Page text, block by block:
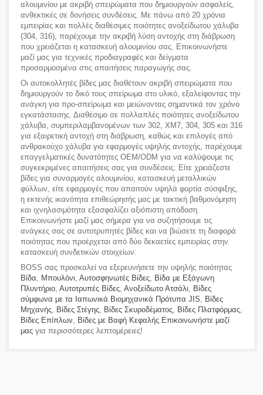
αλουμινίου με ακριβή σπειρώματα που δημιουργούν ασφαλείς,
ανθεκτικές σε δονήσεις συνδέσεις. Με πάνω από 20 χρόνια
εμπειρίας και πολλές διαθέσιμες ποιότητες ανοξείδωτου χάλυβα
(304, 316), παρέχουμε την ακριβή λύση αντοχής στη διάβρωση
που χρειάζεται η κατασκευή αλουμινίου σας. Επικοινωνήστε
μαζί μας για τεχνικές προδιαγραφές και δείγματα
προσαρμοσμένα στις απαιτήσεις παραγωγής σας.
Οι αυτοκολλητές βίδες μας διαθέτουν ακριβή σπειρώματα που
δημιουργούν το δικό τους σπείρωμα στο υλικό, εξαλείφοντας την
ανάγκη για προ-σπείρωμα και μειώνοντας σημαντικά τον χρόνο
εγκατάστασης. Διαθέσιμο σε πολλαπλές ποιότητες ανοξείδωτου
χάλυβα, συμπεριλαμβανομένων των 302, XM7, 304, 305 και 316
για εξαιρετική αντοχή στη διάβρωση, καθώς και επιλογές από
ανθρακούχο χάλυβα για εφαρμογές υψηλής αντοχής, παρέχουμε
επαγγελματικές δυνατότητες OEM/ODM για να καλύψουμε τις
συγκεκριμένες απαιτήσεις σας για συνδέσεις. Είτε χρειάζεστε
βίδες για συναρμογές αλουμινίου, κατασκευή μεταλλικών
φύλλων, είτε εφαρμογές που απαιτούν υψηλά φορτία σύσφιξης,
η εκτενής ικανότητα επιθεώρησής μας με τακτική βαθμονόμηση
και ιχνηλασιμότητα εξασφαλίζει αξιόπιστη απόδοση.
Επικοινωνήστε μαζί μας σήμερα για να συζητήσουμε τις
ανάγκες σας σε αυτοτρυπητές βίδες και να βιώσετε τη διαφορά
ποιότητας που προέρχεται από δύο δεκαετίες εμπειρίας στην
κατασκευή συνδετικών στοιχείων.
BOSS σας προσκαλεί να εξερευνήσετε την υψηλής ποιότητας
Βίδα
Μπουλόνι Αυτοσφηνωτές Βίδες
Βίδα με Εξάγωνη
Πλυντήριο Αυτοτρυπές Βίδες Ανοξείδωτο Ατσάλι
Βίδες
σύμφωνα με τα Ιαπωνικά Βιομηχανικά Πρότυπα JIS
Βίδες
Μηχανής
Βίδες Στέγης Βίδες Σκυροδέματος Βίδες Πλατφόρμας
Βίδες Επίπλων
Βίδες με Βαφή Κεφαλής Επικοινωνήστε μαζί
μας για περισσότερες λεπτομέρειες!